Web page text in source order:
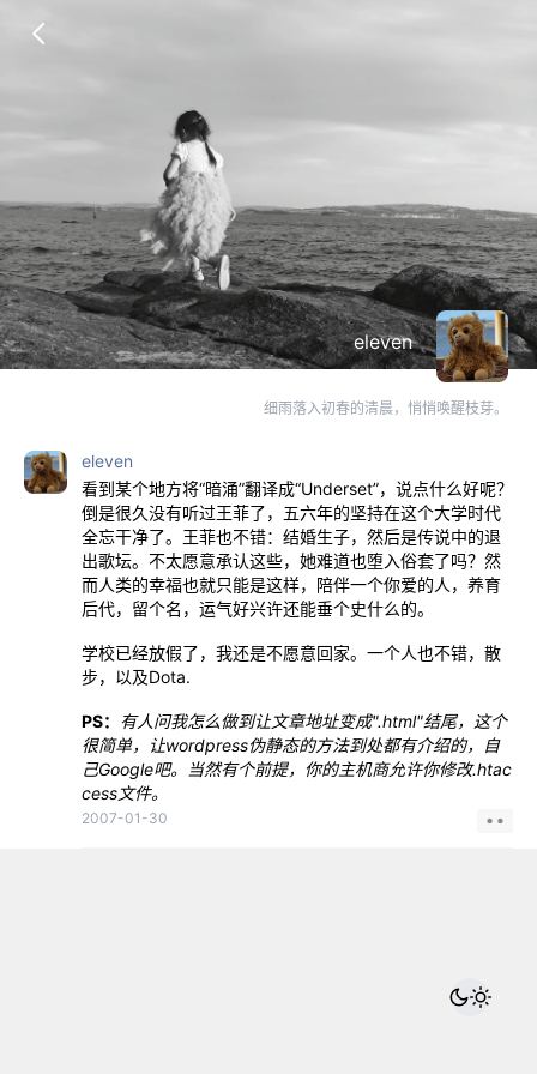
eleven
细雨落入初春的清晨，悄悄唤醒枝芽。
eleven
看到某个地方将“暗涌”翻译成“Underset”，说点什么好呢？
倒是很久没有听过王菲了，五六年的坚持在这个大学时代
全忘干净了。王菲也不错：结婚生子，然后是传说中的退
出歌坛。不太愿意承认这些，她难道也堕入俗套了吗？然
而人类的幸福也就只能是这样，陪伴一个你爱的人，养育
后代，留个名，运气好兴许还能垂个史什么的。
学校已经放假了，我还是不愿意回家。一个人也不错，散
步，以及Dota.
PS： 有人问我怎么做到让文章地址变成".html"结尾，这个
很简单，让wordpress伪静态的方法到处都有介绍的，自
己Google吧。当然有个前提，你的主机商允许你修改.htac
cess文件。
2007-01-30